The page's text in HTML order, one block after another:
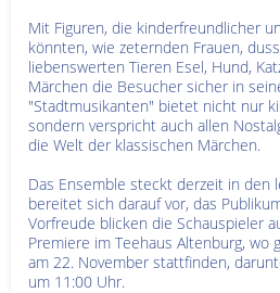
Mit Figuren, die kinderfreundlicher
könnten, wie zeternden Frauen,
liebenswerten Tieren Esel, Hund,
Märchen die Besucher sicher in
"Stadtmusikanten" bietet nicht nur
sondern verspricht auch allen
die Welt der klassischen Märchen.
Das Ensemble steckt derzeit in den
bereitet sich darauf vor, das
Vorfreude blicken die Schauspieler
Premiere im Teehaus Altenburg, wo
am 22. November stattfinden,
um 11:00 Uhr.